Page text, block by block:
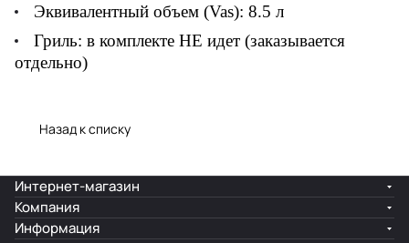
Эквивалентный объем (Vas): 8.5 л
Гриль: в комплекте НЕ идет (заказывается
отдельно)
Назад к списку
Интернет-магазин
Компания
Информация